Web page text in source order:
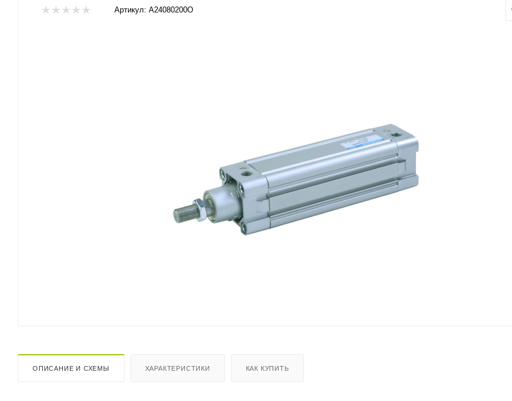
Артикул: A24080200O
ОПИСАНИЕ И СХЕМЫ ХАРАКТЕРИСТИКИ КАК КУПИТЬ